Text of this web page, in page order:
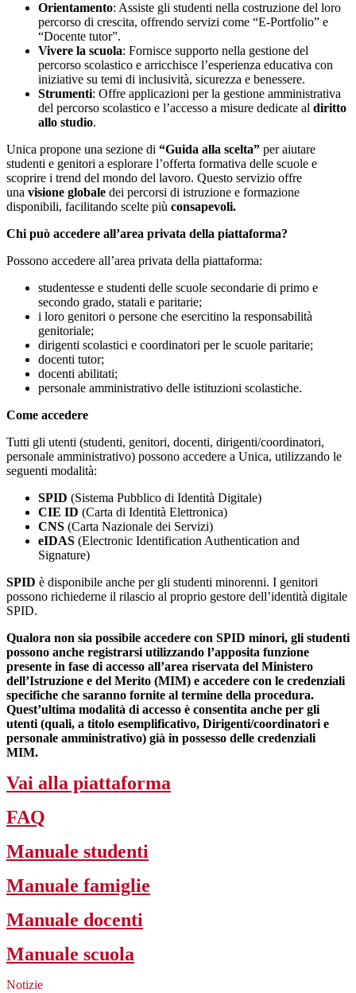
Orientamento: Assiste gli studenti nella costruzione del loro
percorso di crescita, offrendo servizi come “E-Portfolio” e
“Docente tutor”.
Vivere la scuola: Fornisce supporto nella gestione del
percorso scolastico e arricchisce l’esperienza educativa con
iniziative su temi di inclusività, sicurezza e benessere.
Strumenti: Offre applicazioni per la gestione amministrativa
del percorso scolastico e l’accesso a misure dedicate al diritto
allo studio.
Unica propone una sezione di “Guida alla scelta” per aiutare
studenti e genitori a esplorare l’offerta formativa delle scuole e
scoprire i trend del mondo del lavoro. Questo servizio offre
una visione globale dei percorsi di istruzione e formazione
disponibili, facilitando scelte più consapevoli.
Chi può accedere all’area privata della piattaforma?
Possono accedere all’area privata della piattaforma:
studentesse e studenti delle scuole secondarie di primo e
secondo grado, statali e paritarie;
i loro genitori o persone che esercitino la responsabilità
genitoriale;
dirigenti scolastici e coordinatori per le scuole paritarie;
docenti tutor;
docenti abilitati;
personale amministrativo delle istituzioni scolastiche.
Come accedere
Tutti gli utenti (studenti, genitori, docenti, dirigenti/coordinatori,
personale amministrativo) possono accedere a Unica, utilizzando le
seguenti modalità:
SPID (Sistema Pubblico di Identità Digitale)
CIE ID (Carta di Identità Elettronica)
CNS (Carta Nazionale dei Servizi)
eIDAS (Electronic Identification Authentication and
Signature)
SPID è disponibile anche per gli studenti minorenni. I genitori
possono richiederne il rilascio al proprio gestore dell’identità digitale
SPID.
Qualora non sia possibile accedere con SPID minori, gli studenti
possono anche registrarsi utilizzando l’apposita funzione
presente in fase di accesso all’area riservata del Ministero
dell’Istruzione e del Merito (MIM) e accedere con le credenziali
specifiche che saranno fornite al termine della procedura.
Quest’ultima modalità di accesso è consentita anche per gli
utenti (quali, a titolo esemplificativo, Dirigenti/coordinatori e
personale amministrativo) già in possesso delle credenziali
MIM.
Vai alla piattaforma
FAQ
Manuale studenti
Manuale famiglie
Manuale docenti
Manuale scuola
Notizie